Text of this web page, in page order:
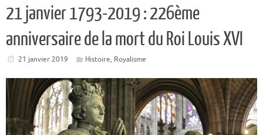
21 janvier 1793-2019 : 226ème
anniversaire de la mort du Roi Louis XVI
21 janvier 2019 Histoire, Royalisme